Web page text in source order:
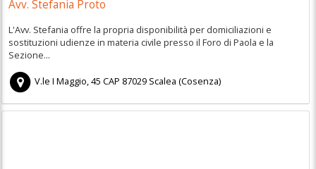
Avv. Stefania Proto
L'Avv. Stefania offre la propria disponibilità per domiciliazioni e
sostituzioni udienze in materia civile presso il Foro di Paola e la
Sezione...
V.le I Maggio, 45 CAP 87029 Scalea (Cosenza)